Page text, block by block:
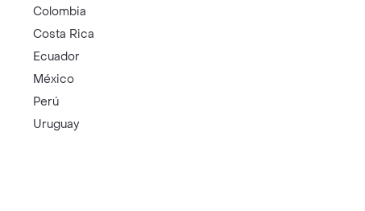
Colombia
Costa Rica
Ecuador
México
Perú
Uruguay